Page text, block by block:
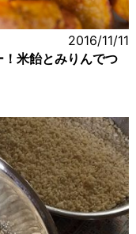
2016/11/11
米飴とみりんでつ